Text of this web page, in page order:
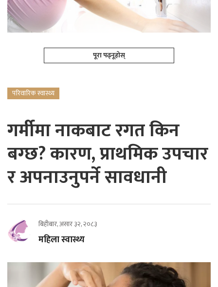
पूरा पढ्नूहोस्
परिवारिक स्वास्थ्य
गर्मीमा नाकबाट रगत किन
बग्छ? कारण, प्राथमिक उपचार
र अपनाउनुपर्ने सावधानी
बिहीबार, असार ३२, २०८३
महिला स्वास्थ्य